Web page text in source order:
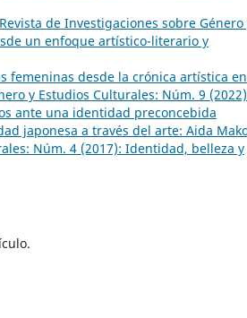
de Investigaciones sobre Género
un enfoque artístico-literario y
femeninas desde la crónica artística en
y Estudios Culturales: Núm. 9
ante una identidad preconcebida
japonesa a través del arte: Aida
Núm. 4 (2017): Identidad, belleza y